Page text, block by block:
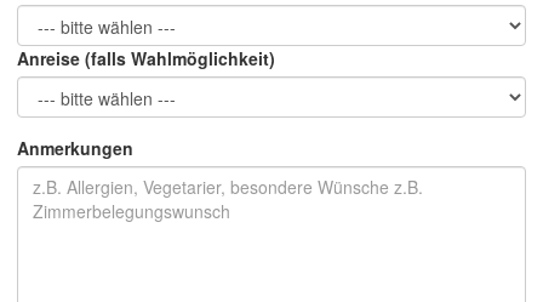
Anreise (falls Wahlmöglichkeit)
Anmerkungen